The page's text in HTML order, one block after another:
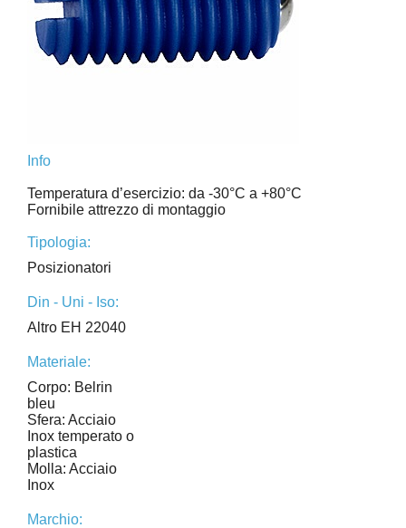
Info
Temperatura d’esercizio: da -30°C a +80°C
Fornibile attrezzo di montaggio
Tipologia:
Posizionatori
Din - Uni - Iso:
Altro EH 22040
Materiale:
Corpo: Belrin
bleu
Sfera: Acciaio
Inox temperato o
plastica
Molla: Acciaio
Inox
Marchio: